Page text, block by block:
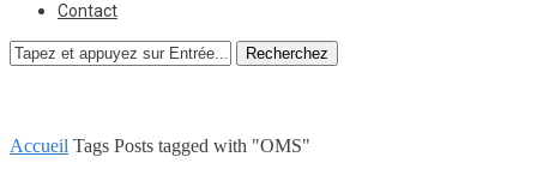
Contact
Recherchez
Accueil Tags Posts tagged with "OMS"